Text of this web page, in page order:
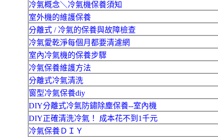
冷氣概念＼冷氣機保養須知
室外機的維護保養
分離式 / 冷氣的保養與故障檢查
冷氣愛乾淨每個月都要清濾網
室內冷氣機的保養步驟
冷氣保養維護方法
分離式冷氣清洗
窗型冷氣保養diy
DIY分離式冷氣防鏽除塵保養--室內機
DIY正確清洗冷氣！ 成本花不到1千元
冷氣保養ＤＩＹ